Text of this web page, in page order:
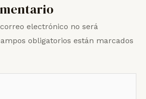
electrónico no será
obligatorios están marcados